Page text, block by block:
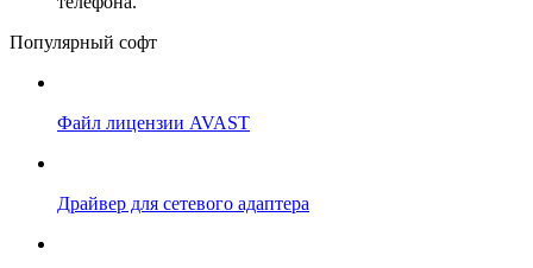
Популярный софт
Файл лицензии AVAST
Драйвер для сетевого адаптера